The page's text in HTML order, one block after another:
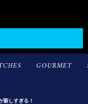
GOURMET
新しすぎる！